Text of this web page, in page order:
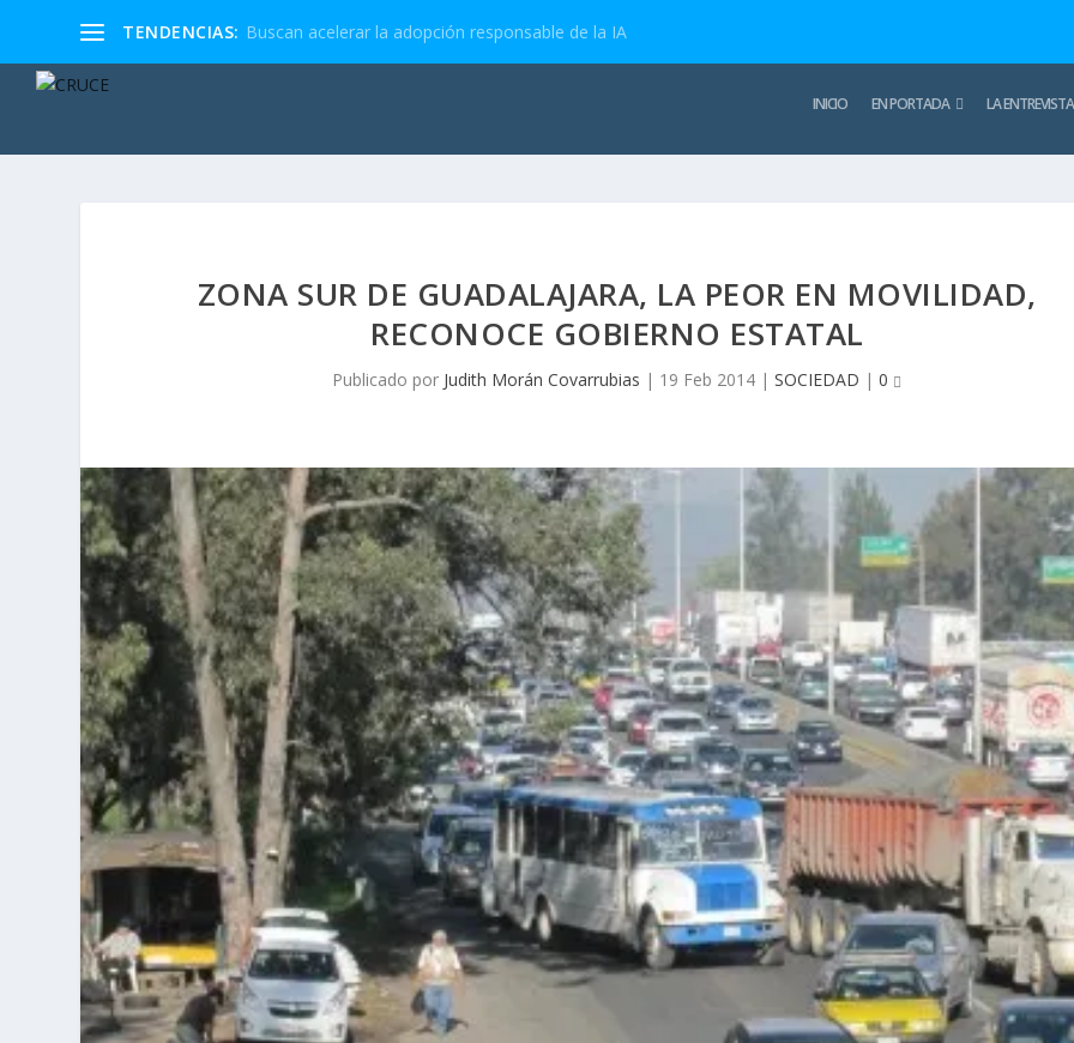
TENDENCIAS: Buscan acelerar la adopción responsable de la IA
INICIO EN PORTADA LA ENTREVISTA
ZONA SUR DE GUADALAJARA, LA PEOR EN MOVILIDAD,
RECONOCE GOBIERNO ESTATAL
Publicado por Judith Morán Covarrubias | 19 Feb 2014 |SOCIEDAD |0